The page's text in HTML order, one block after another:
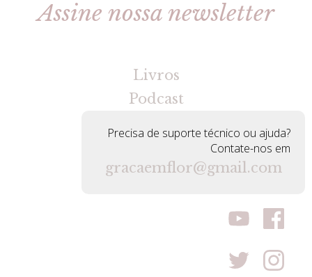
Assine nossa newsletter
Livros
Podcast
Precisa de suporte técnico ou ajuda?
Contate-nos em
gracaemflor@gmail.com